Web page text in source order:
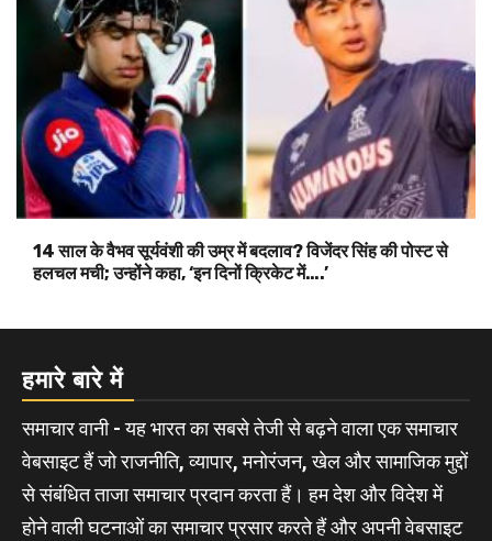
14 साल के वैभव सूर्यवंशी की उम्र में बदलाव? विजेंदर सिंह की पोस्ट से
हलचल मची; उन्होंने कहा, ‘इन दिनों क्रिकेट में….’
हमारे बारे में
समाचार वानी - यह भारत का सबसे तेजी से बढ़ने वाला एक समाचार
वेबसाइट हैं जो राजनीति, व्यापार, मनोरंजन, खेल और सामाजिक मुद्दों
से संबंधित ताजा समाचार प्रदान करता हैं। हम देश और विदेश में
होने वाली घटनाओं का समाचार प्रसार करते हैं और अपनी वेबसाइट